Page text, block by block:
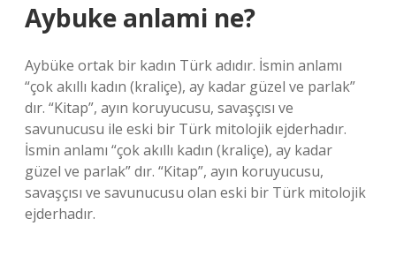
Aybuke anlami ne?
Aybüke ortak bir kadın Türk adıdır. İsmin anlamı
“çok akıllı kadın (kraliçe), ay kadar güzel ve parlak”
dır. “Kitap”, ayın koruyucusu, savaşçısı ve
savunucusu ile eski bir Türk mitolojik ejderhadır.
İsmin anlamı “çok akıllı kadın (kraliçe), ay kadar
güzel ve parlak” dır. “Kitap”, ayın koruyucusu,
savaşçısı ve savunucusu olan eski bir Türk mitolojik
ejderhadır.